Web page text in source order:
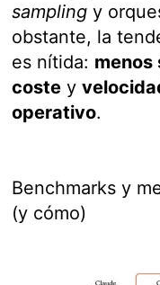
sampling y
obstante, la
es nítida: menos
coste y
operativo.
Benchmarks y
(y cómo)